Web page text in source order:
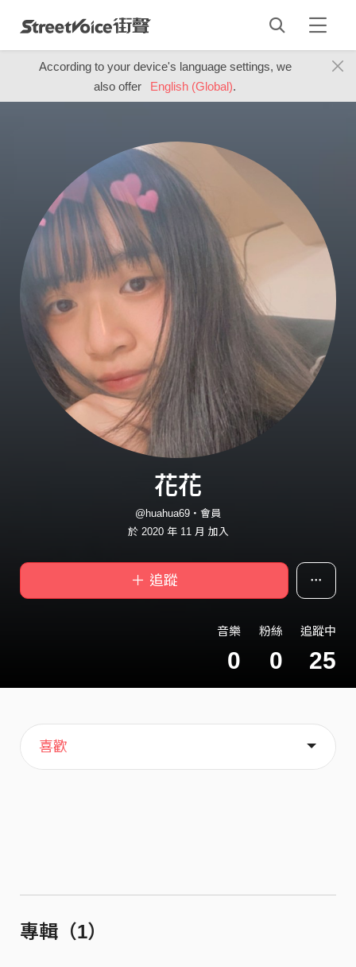
According to your device's language settings, we
also offer
English (Global).
花花
@huahua69・會員
於 2020 年 11 月 加入
＋ 追蹤
音樂
0
粉絲
0
追蹤中
25
主頁
喜歡
關於
專輯（1）